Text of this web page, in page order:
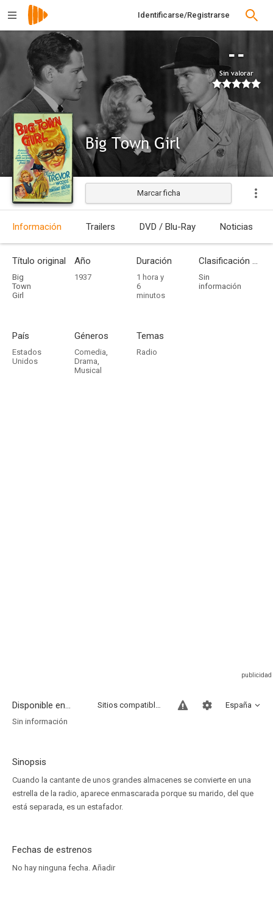
Identificarse/Registrarse
--
Sin valorar
Big Town Girl
Estrenada
Marcar ficha
Información Trailers DVD / Blu-Ray Noticias
Título original
Big
Town
Girl
Año
1937
Duración
1 hora y
6
minutos
Clasificación por edades
Sin
información
País
Estados
Unidos
Géneros
Comedia,
Drama,
Musical
Temas
Radio
Disponible en... España
Sitios compatibles
Sin información
Sinopsis
Cuando la cantante de unos grandes almacenes se convierte en una
estrella de la radio, aparece enmascarada porque su marido, del que
está separada, es un estafador.
Fechas de estrenos
No hay ninguna fecha. Añadir